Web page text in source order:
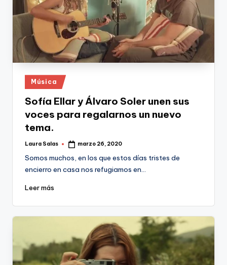
Publicado
en
Música
Sofía Ellar y Álvaro Soler unen sus
voces para regalarnos un nuevo
tema.
Publicado
Laura Salas marzo 26, 2020
Somos muchos, en los que estos días tristes de
encierro en casa nos refugiamos en…
Leer más